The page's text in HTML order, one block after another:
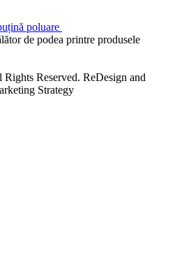
poluare
de podea printre produsele
Reserved. ReDesign and
Strategy